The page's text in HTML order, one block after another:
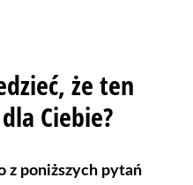
że ten
Ciebie?
z poniższych pytań